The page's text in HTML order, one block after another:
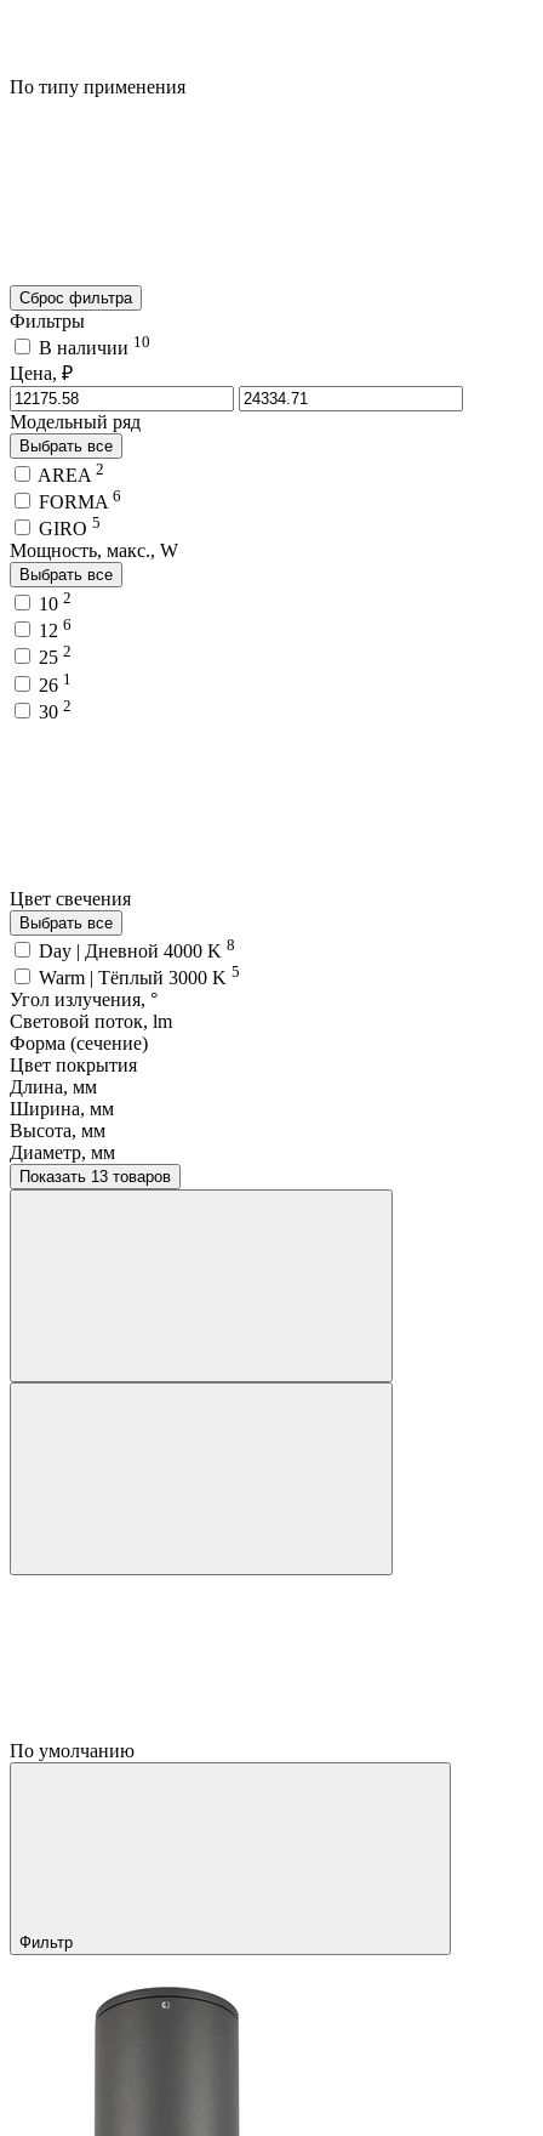
По типу применения
Сброс фильтра
Фильтры
В наличии 10
Цена, ₽
Модельный ряд
Выбрать все
AREA 2
FORMA 6
GIRO 5
Мощность, макс., W
Выбрать все
10 2
12 6
25 2
26 1
30 2
Цвет свечения
Выбрать все
Day | Дневной 4000 K 8
Warm | Тёплый 3000 K 5
Угол излучения, °
Световой поток, lm
Форма (сечение)
Цвет покрытия
Длина, мм
Ширина, мм
Высота, мм
Диаметр, мм
Показать 13 товаров
По умолчанию
Фильтр